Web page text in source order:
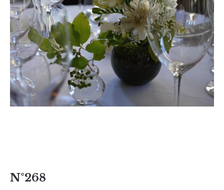
N°268